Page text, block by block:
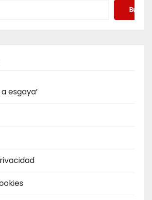
Buscar
esgaya’